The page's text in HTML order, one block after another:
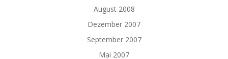
August 2008
Dezember 2007
September 2007
Mai 2007